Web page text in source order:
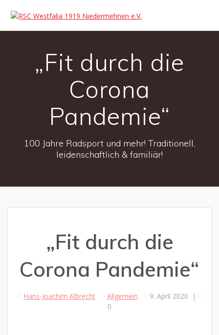
„Fit durch die
Corona
Pandemie“
100 Jahre Radsport und mehr! Traditionell,
leidenschaftlich & familiär!
„Fit durch die
Corona Pandemie“
Hans-Joachim Albrecht Allgemein 9. April 2020 |
0